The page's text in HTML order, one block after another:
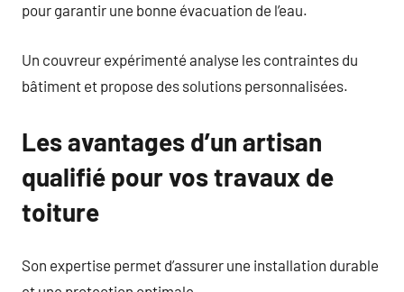
pour garantir une bonne évacuation de l’eau.
Un couvreur expérimenté analyse les contraintes du
bâtiment et propose des solutions personnalisées.
Les avantages d’un artisan
qualifié pour vos travaux de
toiture
Son expertise permet d’assurer une installation durable